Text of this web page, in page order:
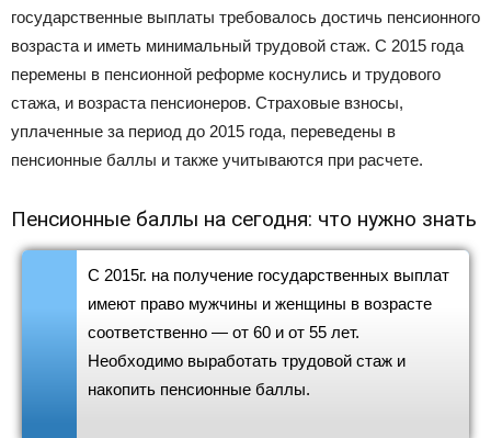
государственные выплаты требовалось достичь пенсионного
возраста и иметь минимальный трудовой стаж. С 2015 года
перемены в пенсионной реформе коснулись и трудового
стажа, и возраста пенсионеров. Страховые взносы,
уплаченные за период до 2015 года, переведены в
пенсионные баллы и также учитываются при расчете.
Пенсионные баллы на сегодня: что нужно знать
С 2015г. на получение государственных выплат
имеют право мужчины и женщины в возрасте
соответственно — от 60 и от 55 лет.
Необходимо выработать трудовой стаж и
накопить пенсионные баллы.